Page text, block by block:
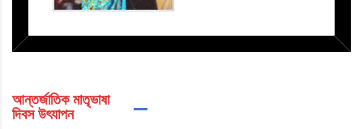
আন্তর্জাতিক মাতৃভাষা
দিবস উৎযাপন